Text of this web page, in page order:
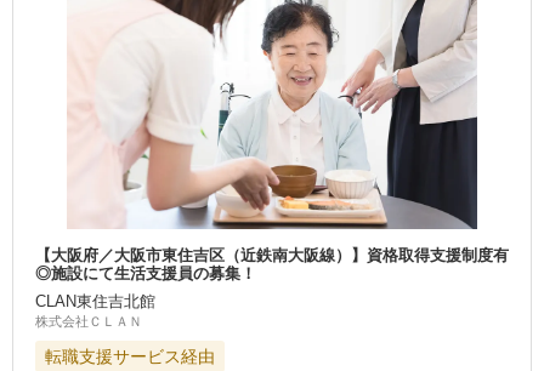
【大阪府／大阪市東住吉区（近鉄南大阪線）】資格取得支援制度有
◎施設にて生活支援員の募集！
CLAN東住吉北館
株式会社ＣＬＡＮ
転職支援サービス経由